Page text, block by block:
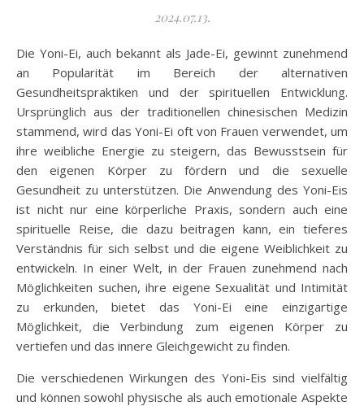
2024.07.13.
Die Yoni-Ei, auch bekannt als Jade-Ei, gewinnt zunehmend
an Popularität im Bereich der alternativen
Gesundheitspraktiken und der spirituellen Entwicklung.
Ursprünglich aus der traditionellen chinesischen Medizin
stammend, wird das Yoni-Ei oft von Frauen verwendet, um
ihre weibliche Energie zu steigern, das Bewusstsein für
den eigenen Körper zu fördern und die sexuelle
Gesundheit zu unterstützen. Die Anwendung des Yoni-Eis
ist nicht nur eine körperliche Praxis, sondern auch eine
spirituelle Reise, die dazu beitragen kann, ein tieferes
Verständnis für sich selbst und die eigene Weiblichkeit zu
entwickeln. In einer Welt, in der Frauen zunehmend nach
Möglichkeiten suchen, ihre eigene Sexualität und Intimität
zu erkunden, bietet das Yoni-Ei eine einzigartige
Möglichkeit, die Verbindung zum eigenen Körper zu
vertiefen und das innere Gleichgewicht zu finden.
Die verschiedenen Wirkungen des Yoni-Eis sind vielfältig
und können sowohl physische als auch emotionale Aspekte